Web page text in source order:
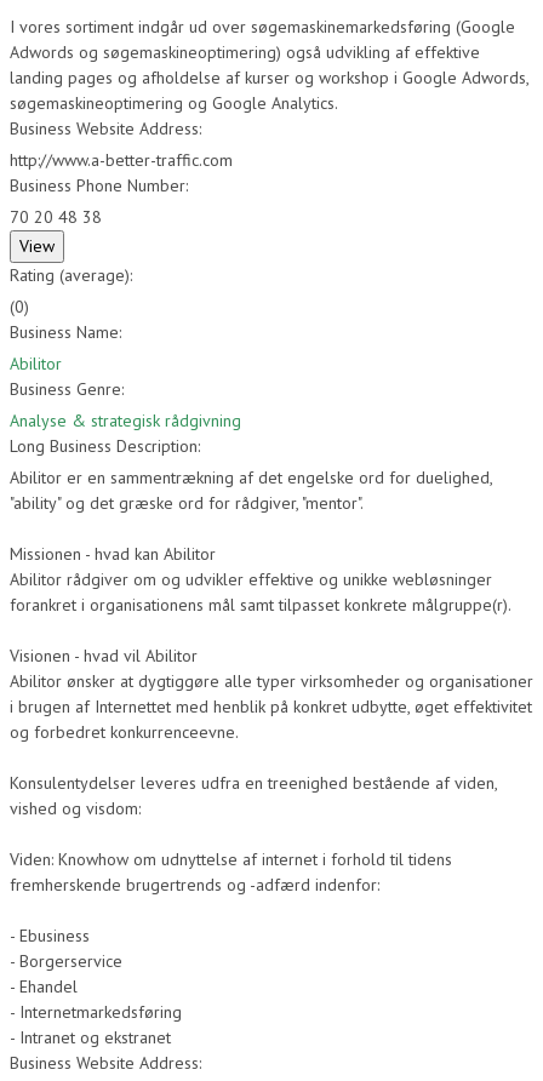
I vores sortiment indgår ud over søgemaskinemarkedsføring (Google
Adwords og søgemaskineoptimering) også udvikling af effektive
landing pages og afholdelse af kurser og workshop i Google Adwords,
søgemaskineoptimering og Google Analytics.
Business Website Address:
http://www.a-better-traffic.com
Business Phone Number:
70 20 48 38
Rating (average):
(0)
Business Name:
Abilitor
Business Genre:
Analyse & strategisk rådgivning
Long Business Description:
Abilitor er en sammentrækning af det engelske ord for duelighed,
"ability" og det græske ord for rådgiver, "mentor".
Missionen - hvad kan Abilitor
Abilitor rådgiver om og udvikler effektive og unikke webløsninger
forankret i organisationens mål samt tilpasset konkrete målgruppe(r).
Visionen - hvad vil Abilitor
Abilitor ønsker at dygtiggøre alle typer virksomheder og organisationer
i brugen af Internettet med henblik på konkret udbytte, øget effektivitet
og forbedret konkurrenceevne.
Konsulentydelser leveres udfra en treenighed bestående af viden,
vished og visdom:
Viden: Knowhow om udnyttelse af internet i forhold til tidens
fremherskende brugertrends og -adfærd indenfor:
- Ebusiness
- Borgerservice
- Ehandel
- Internetmarkedsføring
- Intranet og ekstranet
Business Website Address: